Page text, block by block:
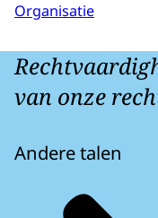
Organisatie
van onze
Andere talen